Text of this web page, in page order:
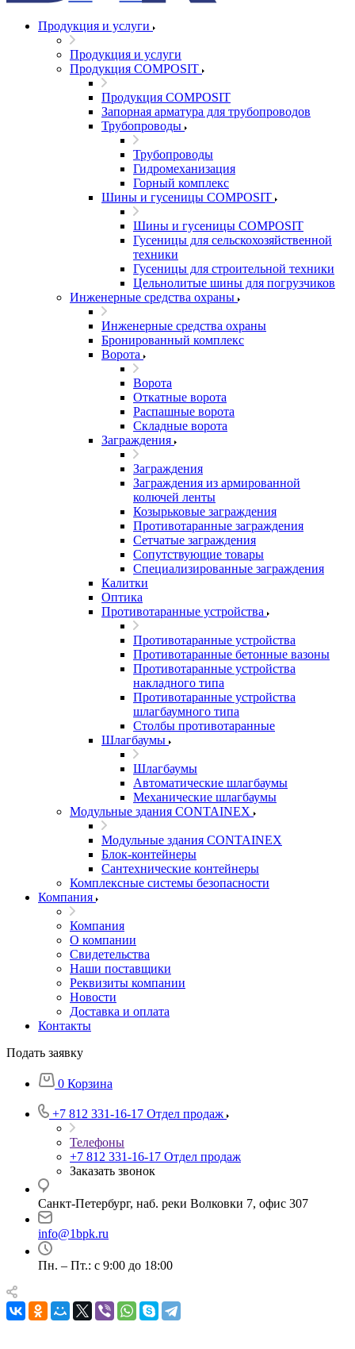
Продукция и услуги
Продукция и услуги
Продукция COMPOSIT
Продукция COMPOSIT
Запорная арматура для трубопроводов
Трубопроводы
Трубопроводы
Гидромеханизация
Горный комплекс
Шины и гусеницы COMPOSIT
Шины и гусеницы COMPOSIT
Гусеницы для сельскохозяйственной
техники
Гусеницы для строительной техники
Цельнолитые шины для погрузчиков
Инженерные средства охраны
Инженерные средства охраны
Бронированный комплекс
Ворота
Ворота
Откатные ворота
Распашные ворота
Складные ворота
Заграждения
Заграждения
Заграждения из армированной
колючей ленты
Козырьковые заграждения
Противотаранные заграждения
Сетчатые заграждения
Сопутствующие товары
Специализированные заграждения
Калитки
Оптика
Противотаранные устройства
Противотаранные устройства
Противотаранные бетонные вазоны
Противотаранные устройства
накладного типа
Противотаранные устройства
шлагбаумного типа
Столбы противотаранные
Шлагбаумы
Шлагбаумы
Автоматические шлагбаумы
Механические шлагбаумы
Модульные здания CONTAINEX
Модульные здания CONTAINEX
Блок-контейнеры
Сантехнические контейнеры
Комплексные системы безопасности
Компания
Компания
О компании
Свидетельства
Наши поставщики
Реквизиты компании
Новости
Доставка и оплата
Контакты
Подать заявку
0 Корзина
+7 812 331-16-17 Отдел продаж
Телефоны
+7 812 331-16-17 Отдел продаж
Заказать звонок
Санкт-Петербург, наб. реки Волковки 7, офис 307
info@1bpk.ru
Пн. – Пт.: с 9:00 до 18:00